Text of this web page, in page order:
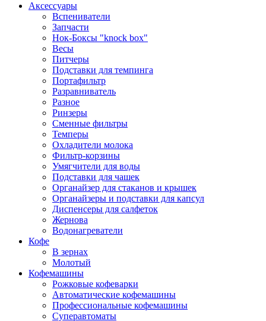
Аксессуары
Вспениватели
Запчасти
Нок-Боксы "knock box"
Весы
Питчеры
Подставки для темпинга
Портафильтр
Разравниватель
Разное
Ринзеры
Сменные фильтры
Темперы
Охладители молока
Фильтр-корзины
Умягчители для воды
Подставки для чашек
Органайзер для стаканов и крышек
Органайзеры и подставки для капсул
Диспенсеры для салфеток
Жернова
Водонагреватели
Кофе
В зернах
Молотый
Кофемашины
Рожковые кофеварки
Автоматические кофемашины
Профессиональные кофемашины
Суперавтоматы